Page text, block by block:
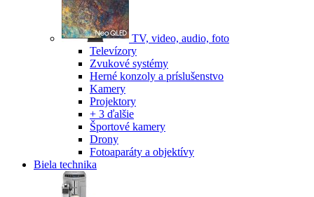
TV, video, audio, foto
Televízory
Zvukové systémy
Herné konzoly a príslušenstvo
Kamery
Projektory
+ 3 ďalšie
Športové kamery
Drony
Fotoaparáty a objektívy
Biela technika